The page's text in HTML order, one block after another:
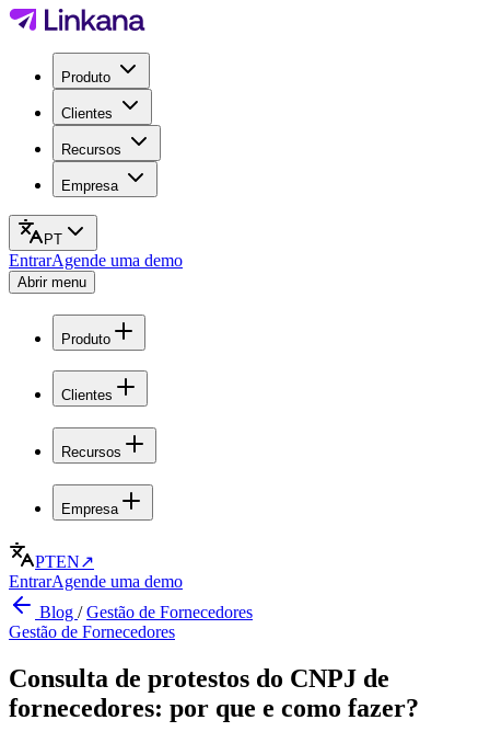
Produto
Clientes
Recursos
Empresa
PT
EntrarAgende uma demo
Abrir menu
Produto
Clientes
Recursos
Empresa
PTEN↗
EntrarAgende uma demo
Blog /Gestão de Fornecedores
Gestão de Fornecedores
Consulta de protestos do CNPJ de
fornecedores: por que e como fazer?